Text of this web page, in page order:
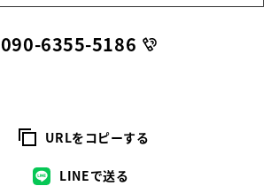
090-6355-5186
URLをコピーする
LINEで送る